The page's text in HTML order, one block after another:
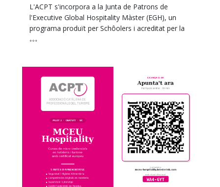
L'ACPT s'incorpora a la Junta de Patrons de
l'Executive Global Hospitality Màster (EGH), un
programa produït per Schôolers i acreditat per la